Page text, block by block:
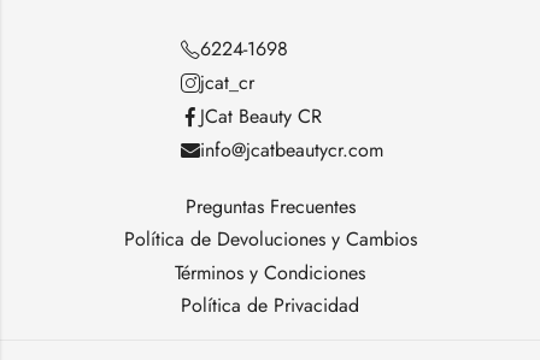
6224-1698
jcat_cr
JCat Beauty CR
info@jcatbeautycr.com
Preguntas Frecuentes
Política de Devoluciones y Cambios
Términos y Condiciones
Política de Privacidad